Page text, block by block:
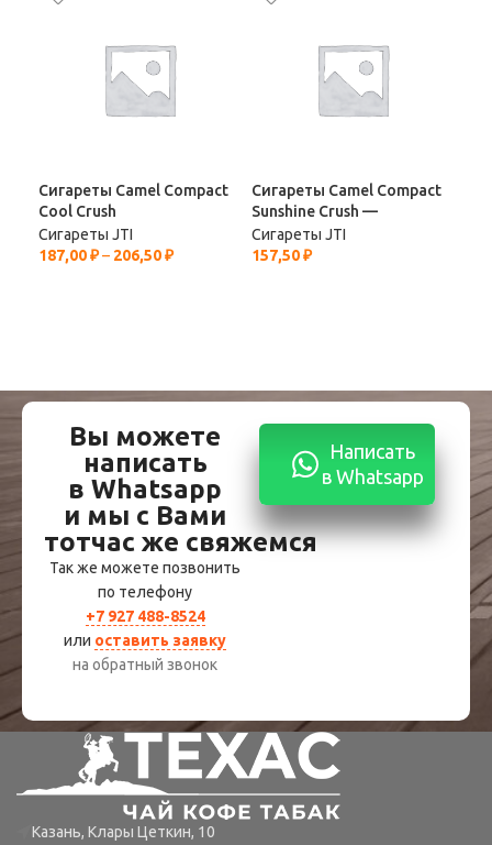
Сигареты Camel Compact
Cool Crush
Сигареты JTI
187,00₽– 206,50₽
Сигареты Camel Compact
Sunshine Crush —
Сигареты JTI
157,50₽
Вы можете
написать
в Whatsapp
и мы с Вами
тотчас же свяжемся
Так же можете позвонить
по телефону
+7 927 488-8524
или оставить заявку
на обратный звонок
Написать
в Whatsapp
Казань, Клары Цеткин, 10